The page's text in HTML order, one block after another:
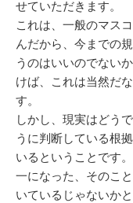
せていただきます。
これは、一般のマス
んだから、今までの
うのはいいのでない
けば、これは当然だ
す。
しかし、現実はどう
うに判断している根
いるということです
一になった、そのこ
いているじゃないか